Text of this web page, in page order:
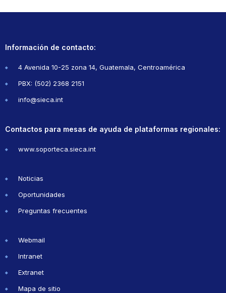
Información de contacto:
4 Avenida 10-25 zona 14, Guatemala, Centroamérica
PBX: (502) 2368 2151
info@sieca.int
Contactos para mesas de ayuda de plataformas regionales:
www.soporteca.sieca.int
Noticias
Oportunidades
Preguntas frecuentes
Webmail
Intranet
Extranet
Mapa de sitio